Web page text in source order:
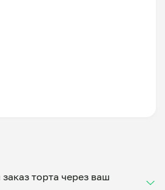
торта через ваш